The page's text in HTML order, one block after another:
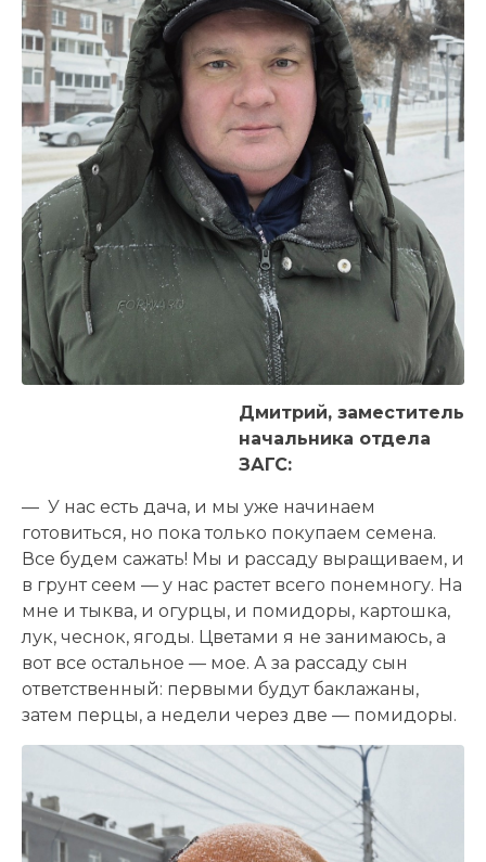
Дмитрий, заместитель
начальника отдела
ЗАГС:
— У нас есть дача, и мы уже начинаем
готовиться, но пока только покупаем семена.
Все будем сажать! Мы и рассаду выращиваем, и
в грунт сеем — у нас растет всего понемногу. На
мне и тыква, и огурцы, и помидоры, картошка,
лук, чеснок, ягоды. Цветами я не занимаюсь, а
вот все остальное — мое. А за рассаду сын
ответственный: первыми будут баклажаны,
затем перцы, а недели через две — помидоры.